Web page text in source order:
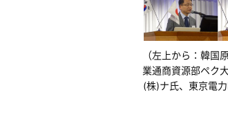
（左上から：韓国
業通商資源部ペク
(株)ナ氏、東京電